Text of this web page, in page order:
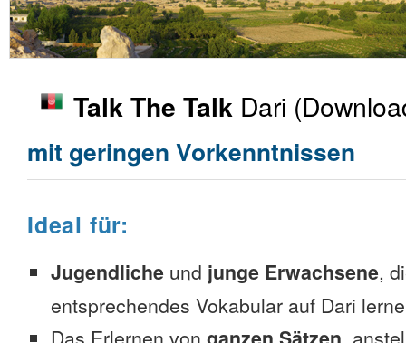
Talk The Talk Dari
mit geringen Vorkenntnissen
Ideal für:
Jugendliche und junge Erwachsene,
entsprechendes Vokabular auf Dari
Das Erlernen von
,